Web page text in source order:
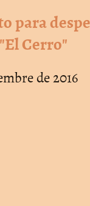
para
Cerro"
de 2016